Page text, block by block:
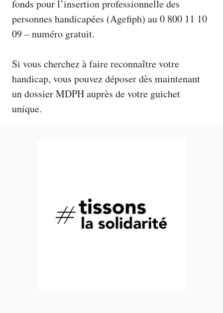
fonds pour l’insertion professionnelle des
personnes handicapées (Agefiph) au 0 800 11 10
09 – numéro gratuit.
Si vous cherchez à faire reconnaître votre
handicap, vous pouvez déposer dès maintenant
undossier MDPHauprès de votre guichet
unique.